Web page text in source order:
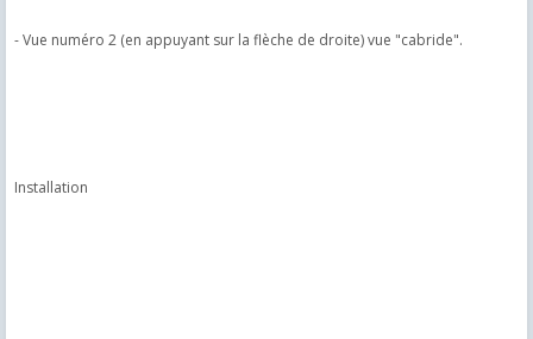
- Vue numéro 2 (en appuyant sur la flèche de droite) vue "cabride".
Installation